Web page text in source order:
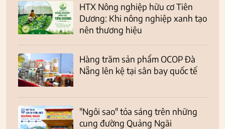
HTX Nông nghiệp hữu cơ Tiên
Dương: Khi nông nghiệp xanh tạo
nên thương hiệu
Hàng trăm sản phẩm OCOP Đà
Nẵng lên kệ tại sân bay quốc tế
"Ngôi sao" tỏa sáng trên những
cung đường Quảng Ngãi